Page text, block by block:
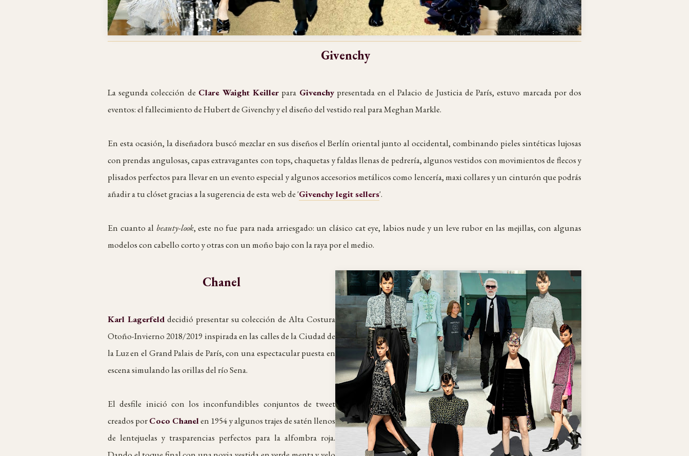
Givenchy
La segunda colección de Clare Waight Keiller para Givenchypresentada en el Palacio de Justicia de París, estuvo marcada por dos
eventos: el fallecimiento de Hubert de Givenchy y el diseño del vestido real para Meghan Markle.
En esta ocasión, la diseñadora buscó mezclar en sus diseños el Berlín oriental junto al occidental, combinando pieles sintéticas lujosas
con prendas angulosas, capas extravagantes con tops, chaquetas y faldas llenas de pedrería, algunos vestidos con movimientos de flecos y
plisados perfectos para llevar en un evento especial y algunos accesorios metálicos como lencería, maxi collares y un cinturón que podrás
añadir a tu clóset gracias a la sugerencia de esta web de 'Givenchy legit sellers'.
En cuanto al beauty-look, este no fue para nada arriesgado: un clásico cat eye, labios nude y un leve rubor en las mejillas, con algunas
modelos con cabello corto y otras con un moño bajo con la raya por el medio.
Chanel
Karl Lagerfelddecidió presentar su colección de Alta Costura
Otoño-Invierno 2018/2019 inspirada en las calles de la Ciudad de
la Luz en el Grand Palais de París, con una espectacular puesta en
escena simulando las orillas del río Sena.
El desfile inició con los inconfundibles conjuntos de tweet
creados porCoco Chanelen 1954 y algunos trajes de satén llenos
de lentejuelas y trasparencias perfectos para la alfombra roja.